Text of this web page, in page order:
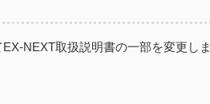
NEXT取扱説明書の一部を変更しま